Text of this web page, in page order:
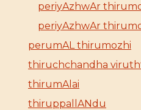
periyAzhwAr
periyAzhwAr
perumAL thirumozhi
thiruchchandha
thirumAlai
thiruppallANdu